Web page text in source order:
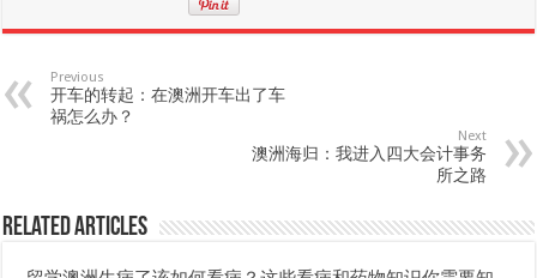
Previous
开车的转起：在澳洲开车出了车
祸怎么办？
Next
澳洲海归：我进入四大会计事务
所之路
Related Articles